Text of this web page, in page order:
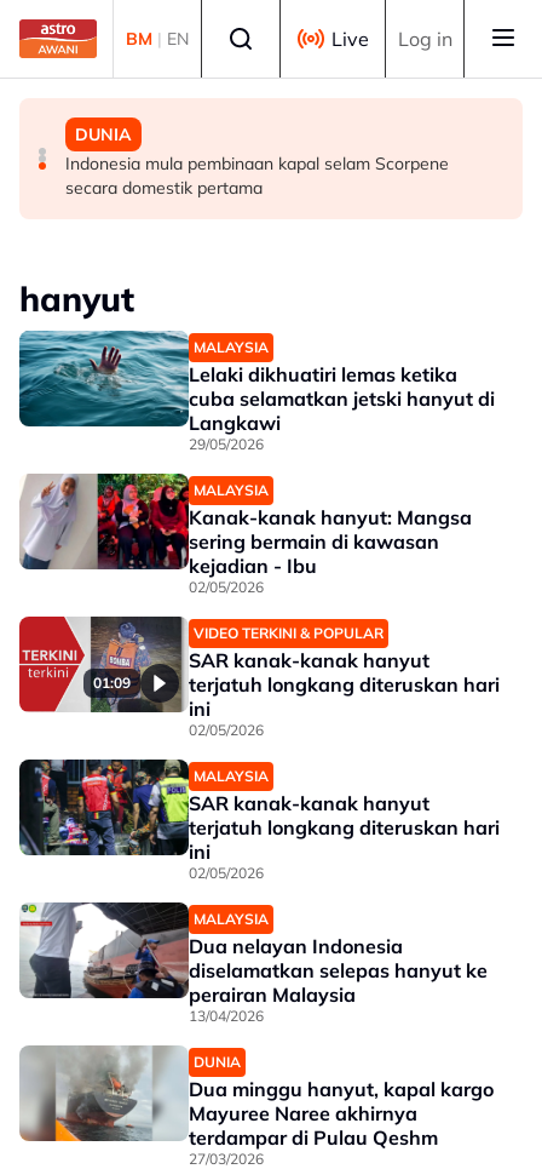
Skip to main content
BM | EN Live Log in
MALAYSIA
Lima kawasan di Sarawak catat IPU tidak sihat
MALAYSIA
Lelaki maut, lima ahli keluarga terselamat, kereta
terbabas masuk longkang di Kampung Gajah
DUNIA
Indonesia mula pembinaan kapal selam Scorpene
secara domestik pertama
hanyut
MALAYSIA
Lelaki dikhuatiri lemas ketika
cuba selamatkan jetski hanyut di
Langkawi
29/05/2026
MALAYSIA
Kanak-kanak hanyut: Mangsa
sering bermain di kawasan
kejadian - Ibu
02/05/2026
01:09
VIDEO TERKINI & POPULAR
SAR kanak-kanak hanyut
terjatuh longkang diteruskan hari
ini
02/05/2026
MALAYSIA
SAR kanak-kanak hanyut
terjatuh longkang diteruskan hari
ini
02/05/2026
MALAYSIA
Dua nelayan Indonesia
diselamatkan selepas hanyut ke
perairan Malaysia
13/04/2026
DUNIA
Dua minggu hanyut, kapal kargo
Mayuree Naree akhirnya
terdampar di Pulau Qeshm
27/03/2026